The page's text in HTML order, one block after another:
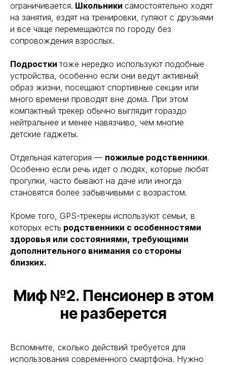
ограничивается. Школьники самостоятельно ходят
на занятия, ездят на тренировки, гуляют с друзьями
и все чаще перемещаются по городу без
сопровождения взрослых.
Подростки тоже нередко используют подобные
устройства, особенно если они ведут активный
образ жизни, посещают спортивные секции или
много времени проводят вне дома. При этом
компактный трекер обычно выглядит гораздо
нейтральнее и менее навязчиво, чем многие
детские гаджеты.
Отдельная категория — пожилые родственники.
Особенно если речь идет о людях, которые любят
прогулки, часто бывают на даче или иногда
становятся более забывчивыми с возрастом.
Кроме того, GPS-трекеры используют семьи, в
которых есть родственники с особенностями
здоровья или состояниями, требующими
дополнительного внимания со стороны
близких.
Миф №2. Пенсионер в этом
не разберется
Вспомните, сколько действий требуется для
использования современного смартфона. Нужно